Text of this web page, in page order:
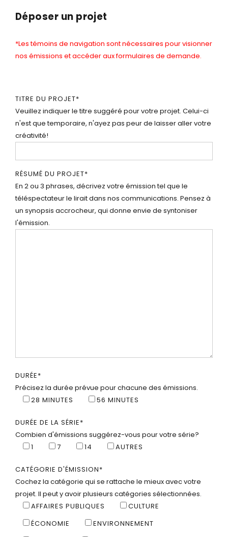
Déposer un projet
*Les témoins de navigation sont nécessaires pour visionner
nos émissions et accéder aux formulaires de demande.
TITRE DU PROJET*
Veuillez indiquer le titre suggéré pour votre projet. Celui-ci
n'est que temporaire, n'ayez pas peur de laisser aller votre
créativité!
RÉSUMÉ DU PROJET*
En 2 ou 3 phrases, décrivez votre émission tel que le
téléspectateur le lirait dans nos communications. Pensez à
un synopsis accrocheur, qui donne envie de syntoniser
l'émission.
DURÉE*
Précisez la durée prévue pour chacune des émissions.
28 MINUTES
56 MINUTES
DURÉE DE LA SÉRIE*
Combien d'émissions suggérez-vous pour votre série?
1
7 14 AUTRES
CATÉGORIE D'ÉMISSION*
Cochez la catégorie qui se rattache le mieux avec votre
projet. Il peut y avoir plusieurs catégories sélectionnées.
AFFAIRES PUBLIQUES
CULTURE
ÉCONOMIE
ENVIRONNEMENT